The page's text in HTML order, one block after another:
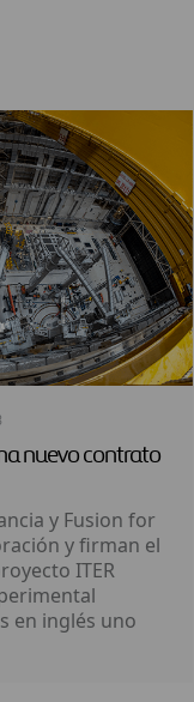
nuevo contrato
y Fusion for
y firman el
ITER
en inglés uno